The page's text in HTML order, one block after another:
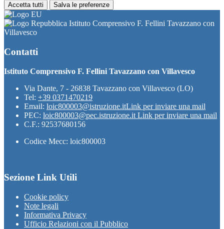
Accetta tutti Salva le preferenze
Istituto Comprensivo F. Fellini Tavazzano con
Villavesco
Contatti
Istituto Comprensivo F. Fellini Tavazzano con Villavesco
Via Dante, 7 - 26838 Tavazzano con Villavesco (LO)
Tel: +39 0371470219
Email: loic800003@istruzione.itLink per inviare una mail
PEC: loic800003@pec.istruzione.it Link per inviare una mail
C.F.: 92537680156
Codice Mecc: loic800003
Sezione Link Utili
Cookie policy
Note legali
Informativa Privacy
Ufficio Relazioni con il Pubblico